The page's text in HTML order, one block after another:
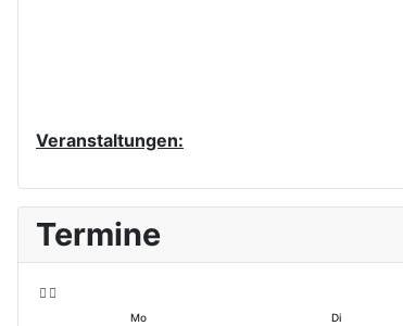
Veranstaltungen:
Termine
V
o
h
e
V
o
h
e
Mo Di